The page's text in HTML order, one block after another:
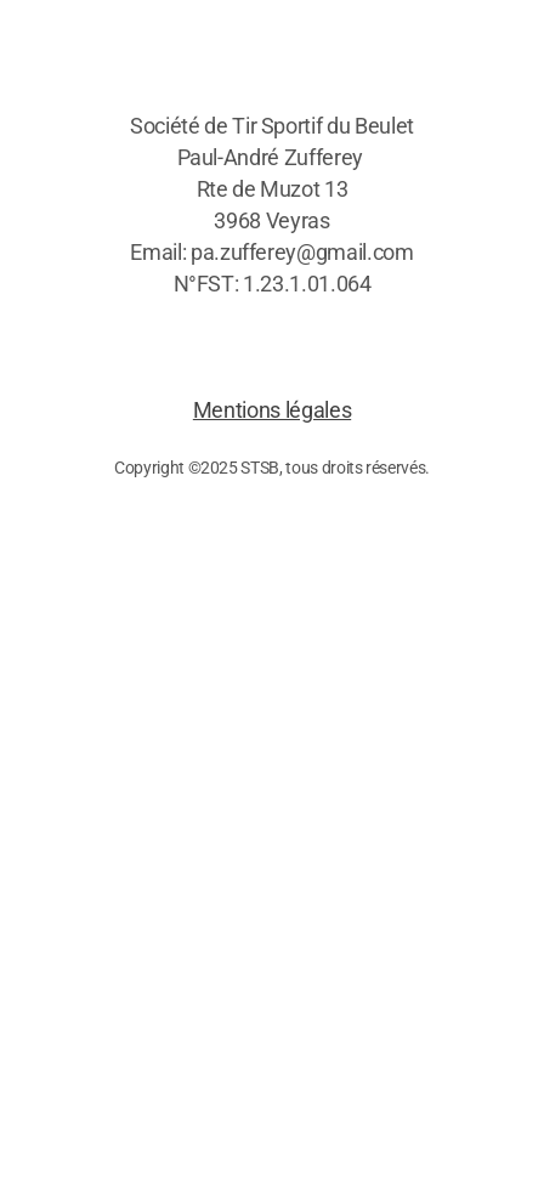
Société de Tir Sportif du Beulet
Paul-André Zufferey
Rte de Muzot 13
3968 Veyras
Email: pa.zufferey@gmail.com
N°FST: 1.23.1.01.064
Mentions légales
Copyright ©2025 STSB, tous droits réservés.